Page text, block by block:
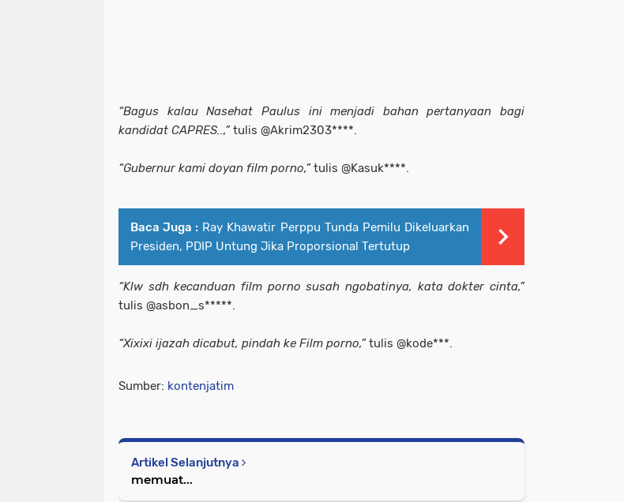
“Bagus kalau Nasehat Paulus ini menjadi bahan pertanyaan bagi
kandidat CAPRES..,”tulis @Akrim2303****.
“Gubernur kami doyan film porno,”tulis @Kasuk****.
Baca Juga : Ray Khawatir Perppu Tunda Pemilu Dikeluarkan
Presiden, PDIP Untung Jika Proporsional Tertutup
“Klw sdh kecanduan film porno susah ngobatinya, kata dokter cinta,”
tulis @asbon_s*****.
“Xixixi ijazah dicabut, pindah ke Film porno,”tulis @kode***.
Sumber: kontenjatim
Artikel Selanjutnya
memuat...